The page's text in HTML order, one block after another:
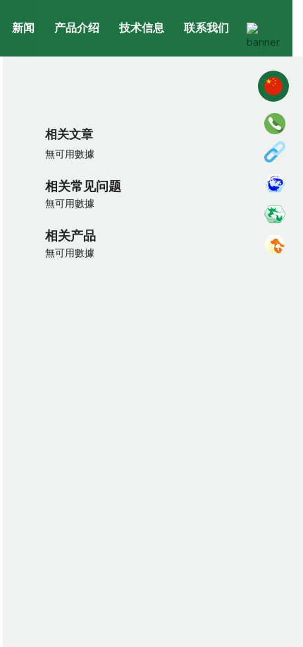
新闻 产品介绍 技术信息 联系我们
相关文章
無可用數據
相关常见问题
無可用數據
相关产品
無可用數據